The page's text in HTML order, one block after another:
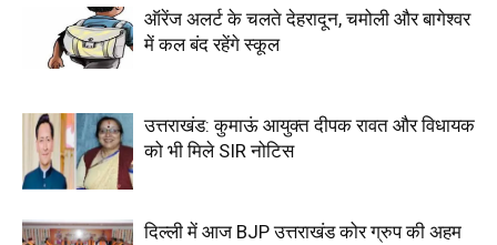
ऑरेंज अलर्ट के चलते देहरादून, चमोली और बागेश्वर
में कल बंद रहेंगे स्कूल
उत्तराखंड: कुमाऊं आयुक्त दीपक रावत और विधायक
को भी मिले SIR नोटिस
दिल्ली में आज BJP उत्तराखंड कोर ग्रुप की अहम